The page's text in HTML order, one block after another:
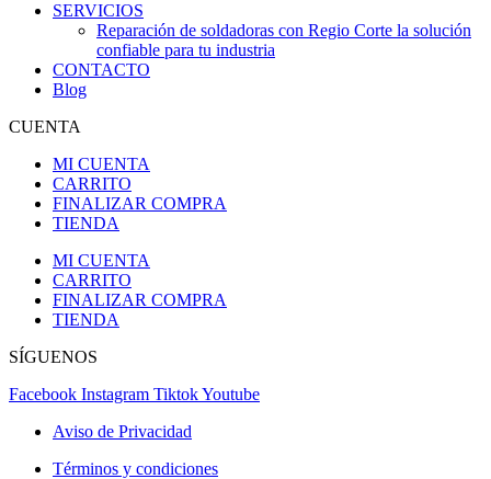
SERVICIOS
Reparación de soldadoras con Regio Corte la solución
confiable para tu industria
CONTACTO
Blog
CUENTA
MI CUENTA
CARRITO
FINALIZAR COMPRA
TIENDA
MI CUENTA
CARRITO
FINALIZAR COMPRA
TIENDA
SÍGUENOS
Facebook Instagram TiktokYoutube
Aviso de Privacidad
Términos y condiciones